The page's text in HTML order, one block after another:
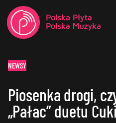
NEWSY
Piosenka drogi,
„Pałac” duetu